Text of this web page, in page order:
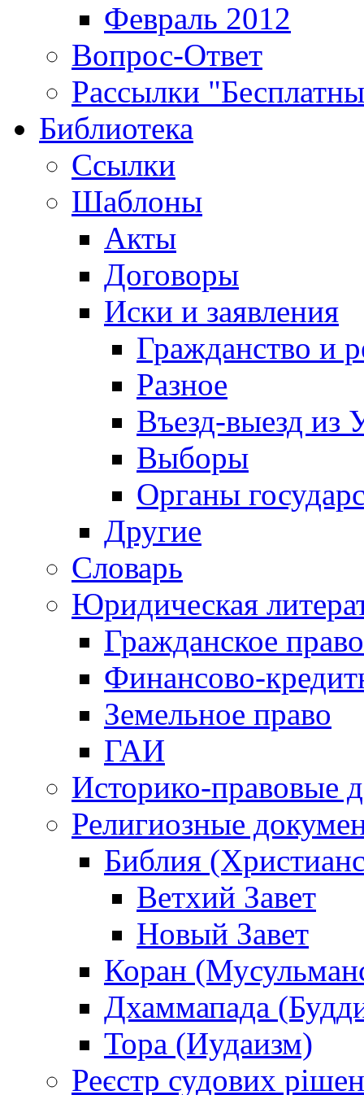
Февраль 2012
Вопрос-Ответ
Рассылки
Библиотека
Ссылки
Шаблоны
Акты
Договоры
Иски и заявления
Гражданство и
Разное
Въезд-выезд из
Выборы
Органы
Другие
Словарь
Юридическая
Гражданское право
Финансово-
Земельное право
ГАИ
Историко-правовые
Религиозные
Библия
Ветхий Завет
Новый Завет
Коран
Дхаммапада
Тора (Иудаизм)
Реєстр судових